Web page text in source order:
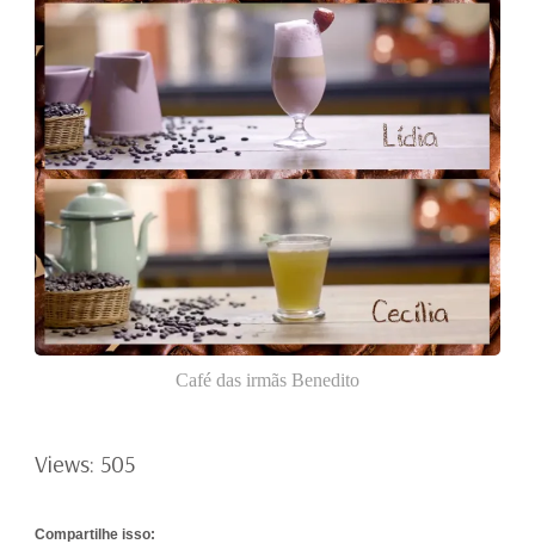
Café das irmãs Benedito
Views: 505
Compartilhe isso: